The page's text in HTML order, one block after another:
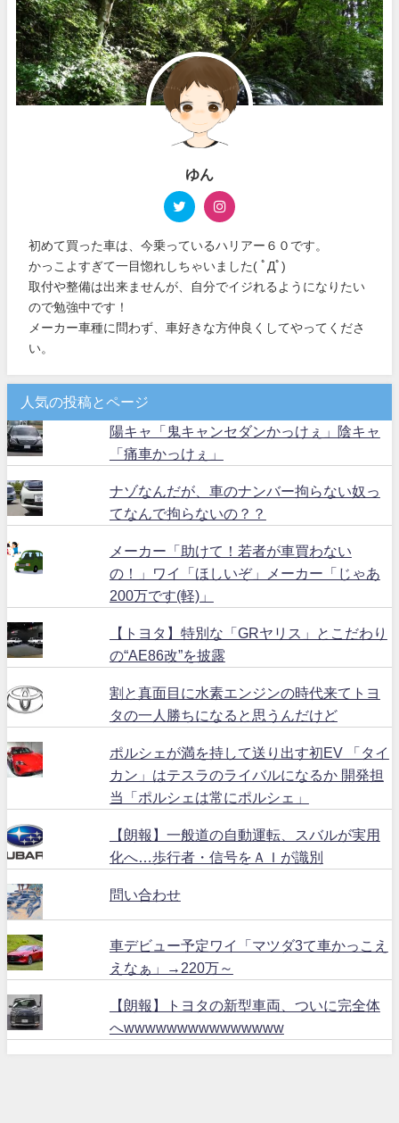
ゆん
初めて買った車は、今乗っているハリアー６０です。
かっこよすぎて一目惚れしちゃいました( ﾟДﾟ)
取付や整備は出来ませんが、自分でイジれるようになりたい
ので勉強中です！
メーカー車種に問わず、車好きな方仲良くしてやってくださ
い。
人気の投稿とページ
陽キャ「鬼キャンセダンかっけぇ」陰キャ
「痛車かっけぇ」
ナゾなんだが、車のナンバー拘らない奴っ
てなんで拘らないの？？
メーカー「助けて！若者が車買わない
の！」ワイ「ほしいぞ」メーカー「じゃあ
200万です(軽)」
【トヨタ】特別な「GRヤリス」とこだわり
の“AE86改”を披露
割と真面目に水素エンジンの時代来てトヨ
タの一人勝ちになると思うんだけど
ポルシェが満を持して送り出す初EV 「タイ
カン」はテスラのライバルになるか 開発担
当「ポルシェは常にポルシェ」
【朗報】一般道の自動運転、スバルが実用
化へ…歩行者・信号をＡＩが識別
問い合わせ
車デビュー予定ワイ「マツダ3て車かっこえ
えなぁ」→220万～
【朗報】トヨタの新型車両、ついに完全体
へwwwwwwwwwwwwwww